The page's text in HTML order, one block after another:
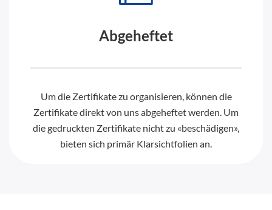
Abgeheftet
Um die Zertifikate zu organisieren, können die
Zertifikate direkt von uns abgeheftet werden. Um
die gedruckten Zertifikate nicht zu «beschädigen»,
bieten sich primär Klarsichtfolien an.